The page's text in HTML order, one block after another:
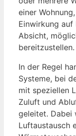
einer
Einwirkung
Absicht,
bereitzustellen.
In der Regel
Systeme, bei
mit speziellen
Zuluft und
geleitet. Dabei
Luftaustausch